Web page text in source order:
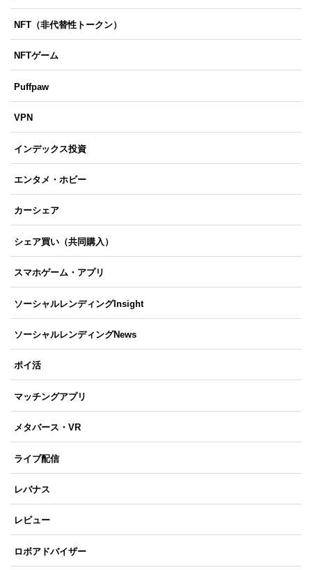
NFT（非代替性トークン）
NFTゲーム
Puffpaw
VPN
インデックス投資
エンタメ・ホビー
カーシェア
シェア買い（共同購入）
スマホゲーム・アプリ
ソーシャルレンディングInsight
ソーシャルレンディングNews
ポイ活
マッチングアプリ
メタバース・VR
ライブ配信
レバナス
レビュー
ロボアドバイザー